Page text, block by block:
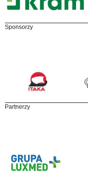
Sponsorzy
Partnerzy